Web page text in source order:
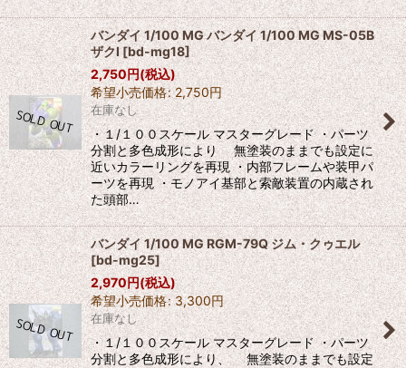
バンダイ 1/100 MG バンダイ 1/100 MG MS-05B
ザクI [bd-mg18]
2,750円(税込)
希望小売価格: 2,750円
在庫なし
・１/１００スケール マスターグレード ・パーツ
分割と多色成形により 無塗装のままでも設定に
近いカラーリングを再現 ・内部フレームや装甲パ
ーツを再現 ・モノアイ基部と索敵装置の内蔵され
た頭部…
バンダイ 1/100 MG RGM-79Q ジム・クゥエル
[bd-mg25]
2,970円(税込)
希望小売価格: 3,300円
在庫なし
・１/１００スケール マスターグレード ・パーツ
分割と多色成形により、 無塗装のままでも設定